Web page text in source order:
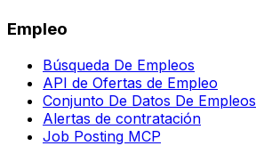
Empleo
Búsqueda De Empleos
API de Ofertas de Empleo
Conjunto De Datos De Empleos
Alertas de contratación
Job Posting MCP